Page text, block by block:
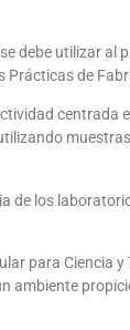
debe utilizar al
Prácticas de
centrada
de los
para Ciencia
ambiente